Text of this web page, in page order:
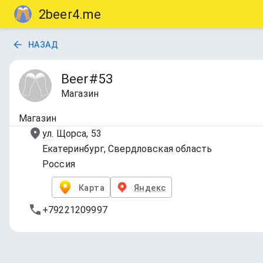
2beer4.me
НАЗАД
Beer#53
Магазин
Магазин
ул. Щорса, 53
Екатеринбург, Свердловская область
Россия
Карта Яндекс
+79221209997